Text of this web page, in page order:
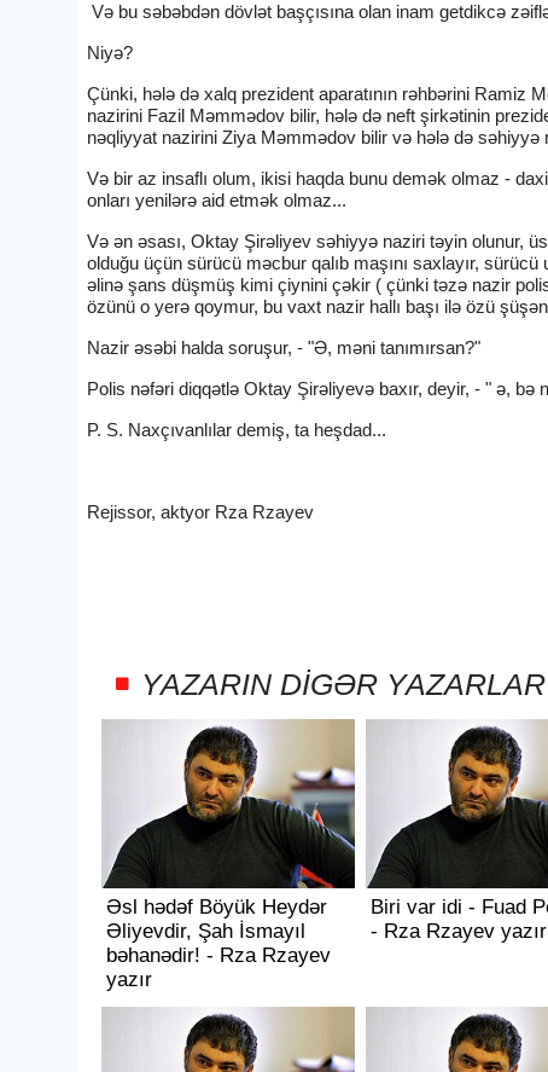
Və bu səbəbdən dövlət başçısına olan inam getdikcə
Niyə?
Çünki, hələ də xalq prezident aparatının rəhbərini Ramiz
nazirini Fazil Məmmədov bilir, hələ də neft şirkətinin
nəqliyyat nazirini Ziya Məmmədov bilir və hələ də səhiyyə
Və bir az insaflı olum, ikisi haqda bunu demək olmaz -
onları yenilərə aid etmək olmaz...
Və ən əsası, Oktay Şirəliyev səhiyyə naziri təyin olunur,
olduğu üçün sürücü məcbur qalıb maşını saxlayır,
əlinə şans düşmüş kimi çiynini çəkir ( çünki təzə nazir
özünü o yerə qoymur, bu vaxt nazir hallı başı ilə özü
Nazir əsəbi halda soruşur, - "Ə, məni tanımırsan?"
Polis nəfəri diqqətlə Oktay Şirəliyevə baxır, deyir, - " ə, bə
P. S. Naxçıvanlılar demiş, ta heşdad...
Rejissor, aktyor Rza Rzayev
YAZARIN DIGƏR YAZARLAR
Əsl hədəf Böyük Heydər
Əliyevdir, Şah İsmayıl
bəhanədir! - Rza Rzayev
yazır
Biri var idi - Fuad
- Rza Rzayev yazır